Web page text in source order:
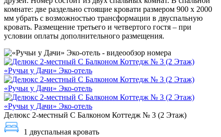
комнате: две раздельно стоящие кровати размером 900 х 2000
мм убрать с возможностью трансформации в двуспальную
кровать. Размещение третьего и четвертого гостя – при
условии оплаты дополнительного размещения.
Делюкс 2-местный С Балконом Коттедж № 3 (2 Этаж)
1 двуспальная кровать